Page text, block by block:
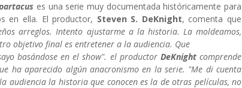
es una serie muy documentada históricamente para
en ella. El productor, Steven S. DeKnight, comenta que
arreglos. Intento ajustarme a la historia. La moldeamos,
objetivo final es entretener a la audiencia. Que
basándose en el show". el productor DeKnightcomprende
ha aparecido algún anacronismo en la serie. "Me di cuenta
audiencia la historia que conocen es la de otras películas, no